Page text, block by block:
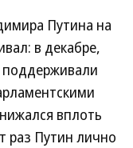
Путина на
в декабре,
вплоть
раз Путин лично